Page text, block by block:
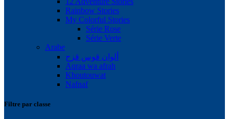
Rainbow Stories
My Colorful Stories
Série Rose
Série Verte
Arabe
ألوان قوس قزح
Aqraa wa afrah
Khoutouwat
Nafnaf
Filtre par classe